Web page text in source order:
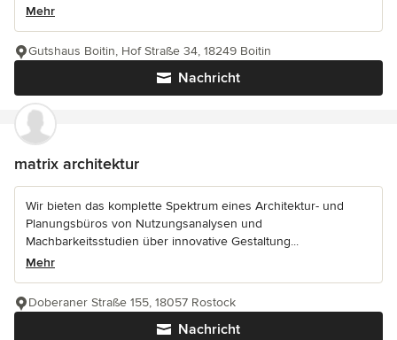
Mehr
Nachricht
Gutshaus Boitin, Hof Straße 34, 18249 Boitin
matrix architektur
Wir bieten das komplette Spektrum eines Architektur- und
Planungsbüros von Nutzungsanalysen und
Machbarkeitsstudien über innovative Gestaltung...
Mehr
Nachricht
Doberaner Straße 155, 18057 Rostock